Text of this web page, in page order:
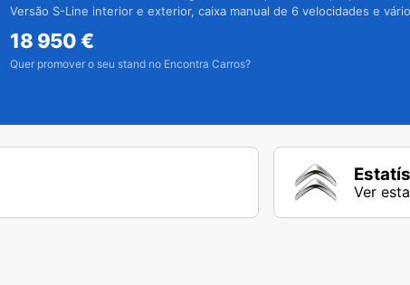
Versão S-Line interior e exterior, caixa manual de 6 velocidades e
18 950€
Quer promover o seu stand no Encontra Carros?
Ver